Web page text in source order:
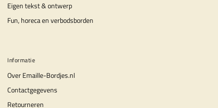
Eigen tekst & ontwerp
Fun, horeca en verbodsborden
Informatie
Over Emaille-Bordjes.nl
Contactgegevens
Retourneren